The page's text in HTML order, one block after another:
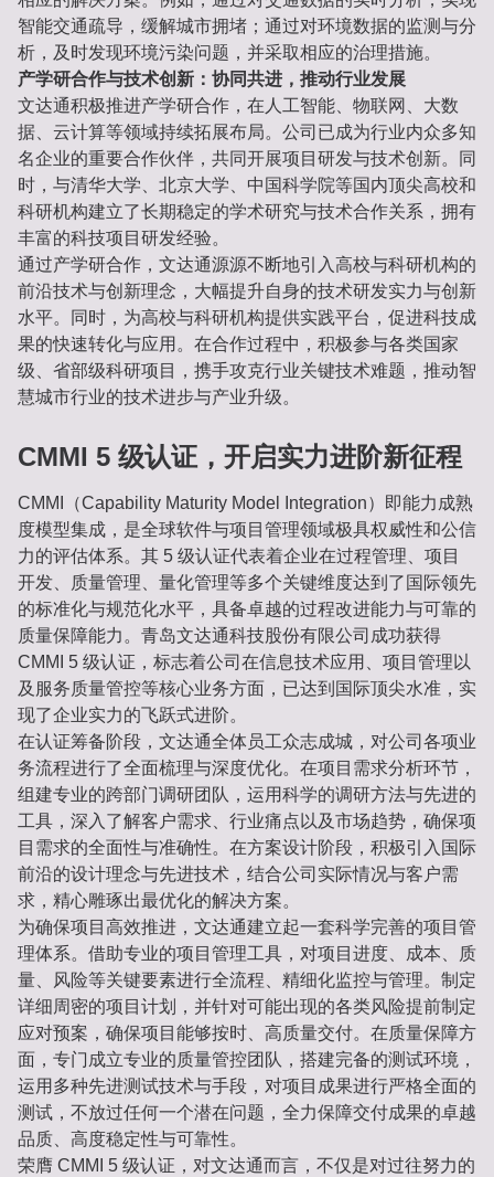
智能交通疏导，缓解城市拥堵；通过对环境数据的监测与分
析，及时发现环境污染问题，并采取相应的治理措施。
产学研合作与技术创新：协同共进，推动行业发展
文达通积极推进产学研合作，在人工智能、物联网、大数
据、云计算等领域持续拓展布局。公司已成为行业内众多知
名企业的重要合作伙伴，共同开展项目研发与技术创新。同
时，与清华大学、北京大学、中国科学院等国内顶尖高校和
科研机构建立了长期稳定的学术研究与技术合作关系，拥有
丰富的科技项目研发经验。
通过产学研合作，文达通源源不断地引入高校与科研机构的
前沿技术与创新理念，大幅提升自身的技术研发实力与创新
水平。同时，为高校与科研机构提供实践平台，促进科技成
果的快速转化与应用。在合作过程中，积极参与各类国家
级、省部级科研项目，携手攻克行业关键技术难题，推动智
慧城市行业的技术进步与产业升级。
CMMI 5 级认证，开启实力进阶新征程
CMMI（Capability Maturity Model Integration）即能力成熟
度模型集成，是全球软件与项目管理领域极具权威性和公信
力的评估体系。其 5 级认证代表着企业在过程管理、项目
开发、质量管理、量化管理等多个关键维度达到了国际领先
的标准化与规范化水平，具备卓越的过程改进能力与可靠的
质量保障能力。青岛文达通科技股份有限公司成功获得
CMMI 5 级认证，标志着公司在信息技术应用、项目管理以
及服务质量管控等核心业务方面，已达到国际顶尖水准，实
现了企业实力的飞跃式进阶。
在认证筹备阶段，文达通全体员工众志成城，对公司各项业
务流程进行了全面梳理与深度优化。在项目需求分析环节，
组建专业的跨部门调研团队，运用科学的调研方法与先进的
工具，深入了解客户需求、行业痛点以及市场趋势，确保项
目需求的全面性与准确性。在方案设计阶段，积极引入国际
前沿的设计理念与先进技术，结合公司实际情况与客户需
求，精心雕琢出最优化的解决方案。
为确保项目高效推进，文达通建立起一套科学完善的项目管
理体系。借助专业的项目管理工具，对项目进度、成本、质
量、风险等关键要素进行全流程、精细化监控与管理。制定
详细周密的项目计划，并针对可能出现的各类风险提前制定
应对预案，确保项目能够按时、高质量交付。在质量保障方
面，专门成立专业的质量管控团队，搭建完备的测试环境，
运用多种先进测试技术与手段，对项目成果进行严格全面的
测试，不放过任何一个潜在问题，全力保障交付成果的卓越
品质、高度稳定性与可靠性。
荣膺 CMMI 5 级认证，对文达通而言，不仅是对过往努力的